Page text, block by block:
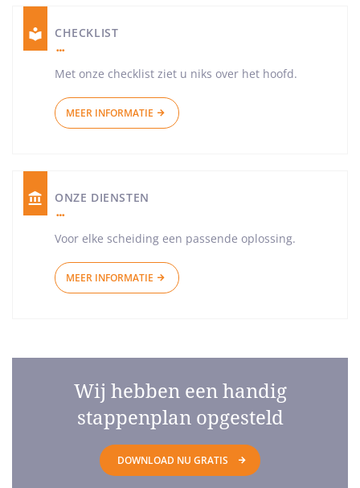
CHECKLIST
Met onze checklist ziet u niks over het hoofd.
MEER INFORMATIE
ONZE DIENSTEN
Voor elke scheiding een passende oplossing.
MEER INFORMATIE
Wij hebben een handig
stappenplan opgesteld
DOWNLOAD NU GRATIS